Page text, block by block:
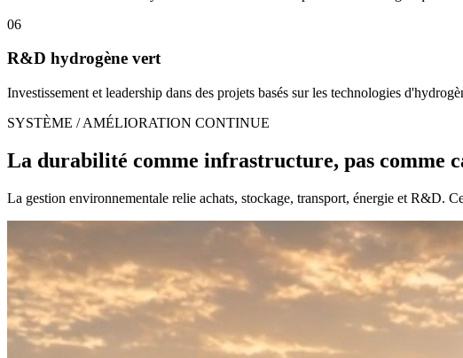
06
R&D hydrogène vert
Investissement et leadership dans des projets basés sur les technologies
SYSTÈME / AMÉLIORATION CONTINUE
La durabilité comme infrastructure, pas comme
La gestion environnementale relie achats, stockage, transport, énergie et R&D.